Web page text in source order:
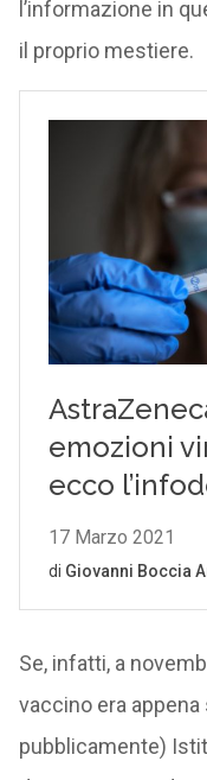
l’informazione in
il proprio mestiere.
Se, infatti, a
vaccino era
pubblicamente)